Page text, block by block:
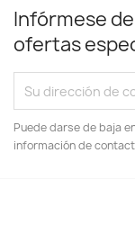
Infórmese
ofertas
Puede darse de baja
información de